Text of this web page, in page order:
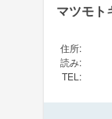
マツモト
住所:
読み:
TEL :